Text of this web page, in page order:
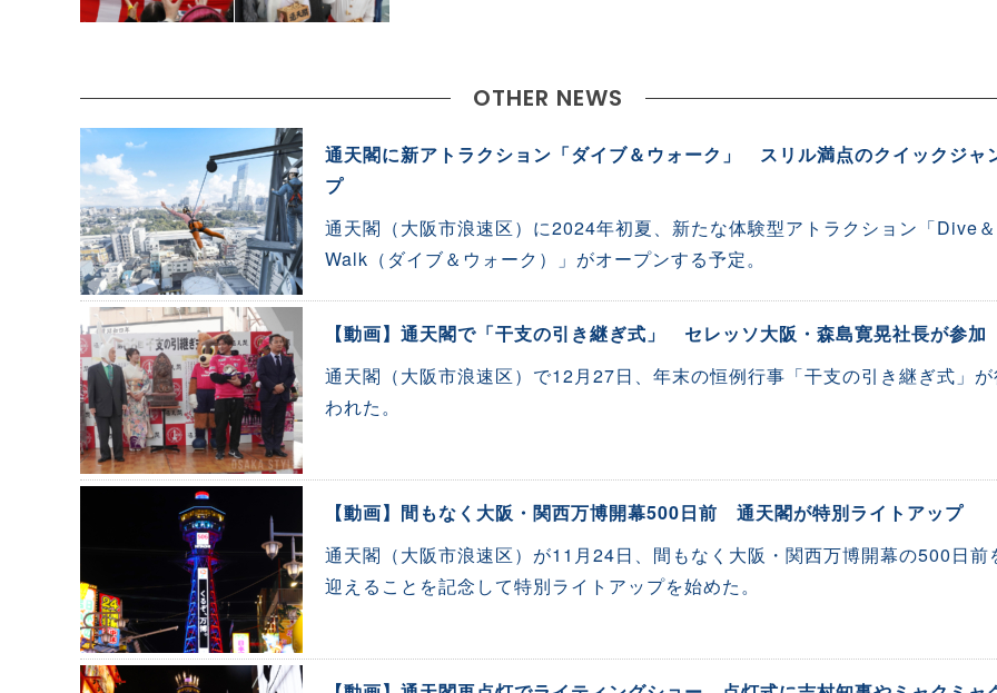
OTHER NEWS
通天閣に新アトラクション「ダイブ＆ウォーク」 スリル満点のクイックジャ
プ
通天閣（大阪市浪速区）に2024年初夏、新たな体験型アトラクション「Dive＆
Walk（ダイブ＆ウォーク）」がオープンする予定。
【動画】通天閣で「干支の引き継ぎ式」 セレッソ大阪・森島寛晃社長が参加
通天閣（大阪市浪速区）で12月27日、年末の恒例行事「干支の引き継ぎ式」
われた。
【動画】間もなく大阪・関西万博開幕500日前 通天閣が特別ライトアップ
通天閣（大阪市浪速区）が11月24日、間もなく大阪・関西万博開幕の500日前
迎えることを記念して特別ライトアップを始めた。